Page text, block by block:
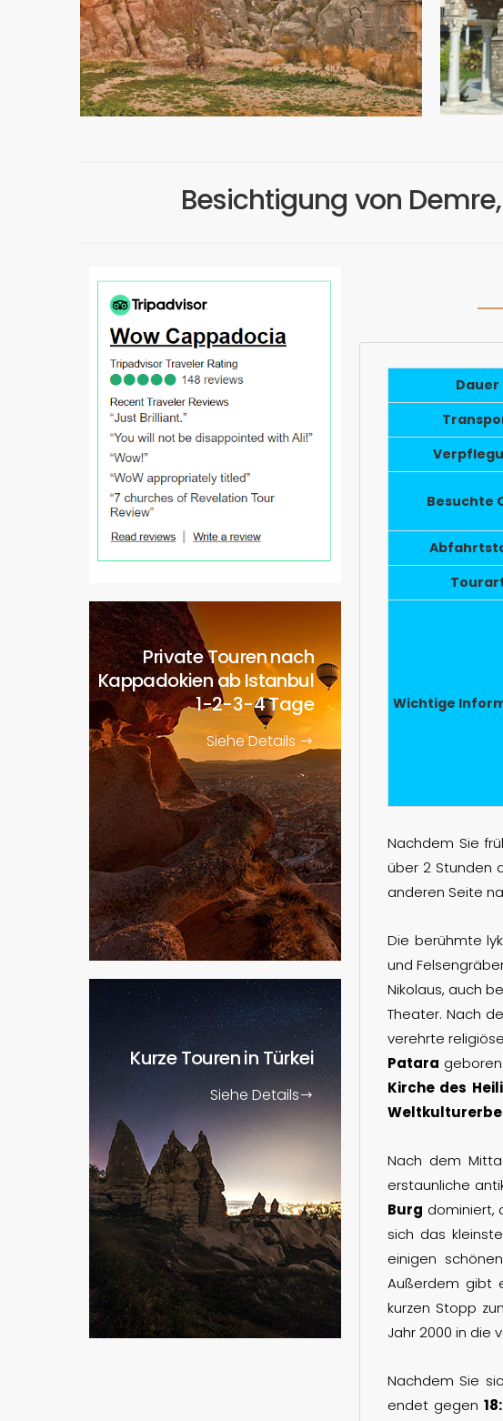
Besichtigung von
Dauer
Besuchte
Wichtige
Nachdem Sie
über 2 Stunden
anderen Seite
Die berühmte
und
Nikolaus, auch
Theater. Nach
verehrte
Patara
Kirche des
Nach dem
erstaunliche
Burg dominiert,
sich das
einigen
Außerdem gibt
kurzen Stopp
Jahr 2000 in die
Nachdem Sie
endet gegen
Private Touren nach
Kappadokien ab Istanbul
1-2-3-4 Tage
Siehe Details
Kurze Tourenin Türkei
Siehe Details